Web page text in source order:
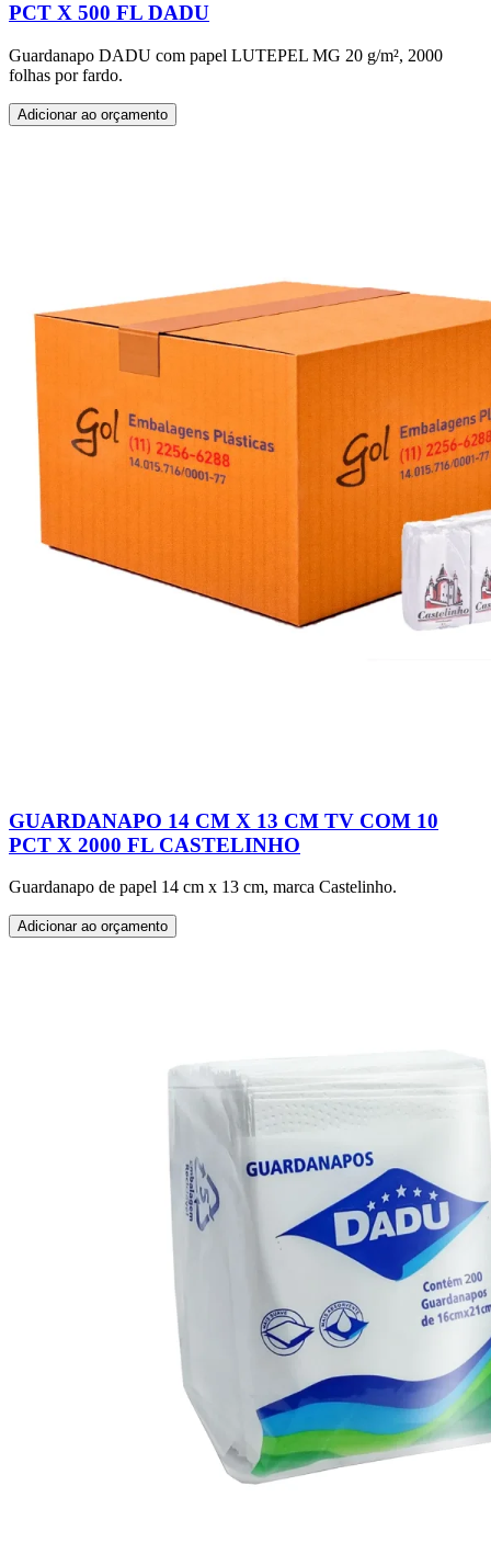
PCT X 500 FL DADU
Guardanapo DADU com papel LUTEPEL MG 20 g/m², 2000
folhas por fardo.
Adicionar ao orçamento
GUARDANAPO 14 CM X 13 CM TV COM 10
PCT X 2000 FL CASTELINHO
Guardanapo de papel 14 cm x 13 cm, marca Castelinho.
Adicionar ao orçamento